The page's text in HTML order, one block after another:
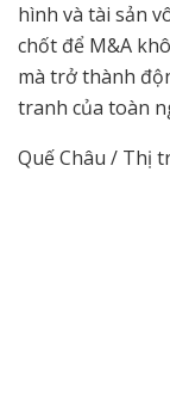
hình và tài sản
chốt để M&A
mà trở thành
tranh của toàn
Quế Châu / Thị